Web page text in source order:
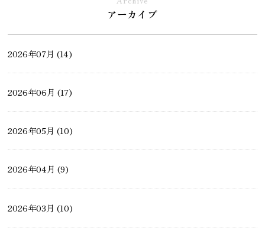
モデルハウスができるまで
ペットと暮らす家
薪ストーブ・ペレットストーブ
アーカイブ
2026年07月 (14)
2026年06月 (17)
2026年05月 (10)
2026年04月 (9)
2026年03月 (10)